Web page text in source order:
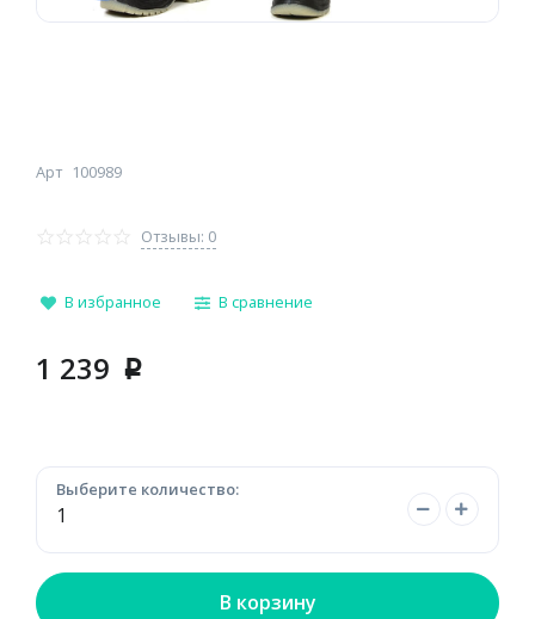
Арт 100989
Отзывы: 0
В избранное В сравнение
1 239 p
Выберите количество:
В корзину